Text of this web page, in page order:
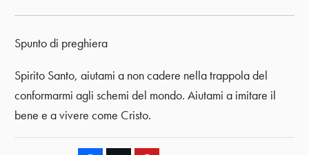
Spunto di preghiera
Spirito Santo, aiutami a non cadere nella trappola del
conformarmi agli schemi del mondo. Aiutami a imitare il
bene e a vivere come Cristo.